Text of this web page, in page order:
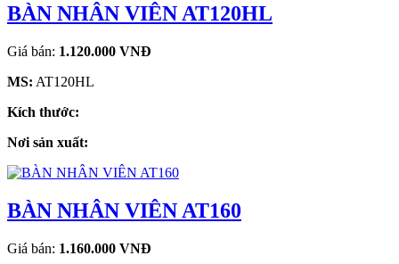
BÀN NHÂN VIÊN AT120HL
Giá bán: 1.120.000 VNĐ
MS: AT120HL
Kích thước:
Nơi sản xuất:
BÀN NHÂN VIÊN AT160
Giá bán: 1.160.000 VNĐ